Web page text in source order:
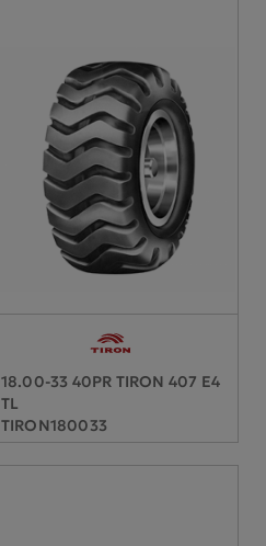
18.00-33 40PR TIRON 407 E4
TL
TIRON180033